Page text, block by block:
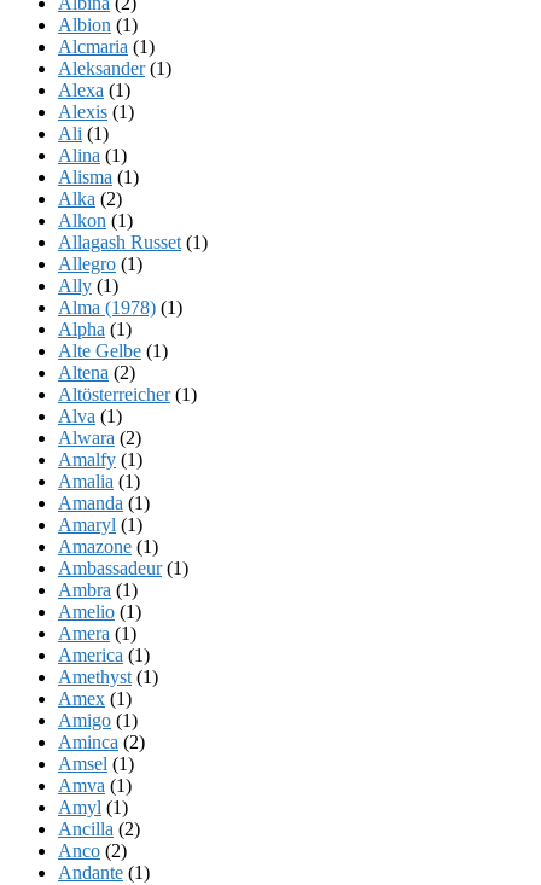
Albion (1)
Alcmaria (1)
Aleksander(1)
Alexa (1)
Alexis (1)
Ali (1)
Alina (1)
Alisma (1)
Alka (2)
Alkon (1)
Allagash Russet (1)
Allegro (1)
Ally (1)
Alma (1978) (1)
Alpha (1)
Alte Gelbe (1)
Altena (2)
Altösterreicher(1)
Alva (1)
Alwara (2)
Amalfy (1)
Amalia (1)
Amanda (1)
Amaryl (1)
Amazone (1)
Ambassadeur(1)
Ambra (1)
Amelio (1)
Amera (1)
America (1)
Amethyst (1)
Amex (1)
Amigo (1)
Aminca (2)
Amsel (1)
Amva (1)
Amyl (1)
Ancilla (2)
Anco (2)
Andante (1)